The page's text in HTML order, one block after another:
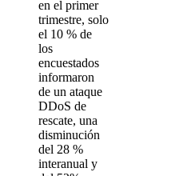
en el primer
trimestre, solo
el 10 % de
los
encuestados
informaron
de un ataque
DDoS de
rescate, una
disminución
del 28 %
interanual y